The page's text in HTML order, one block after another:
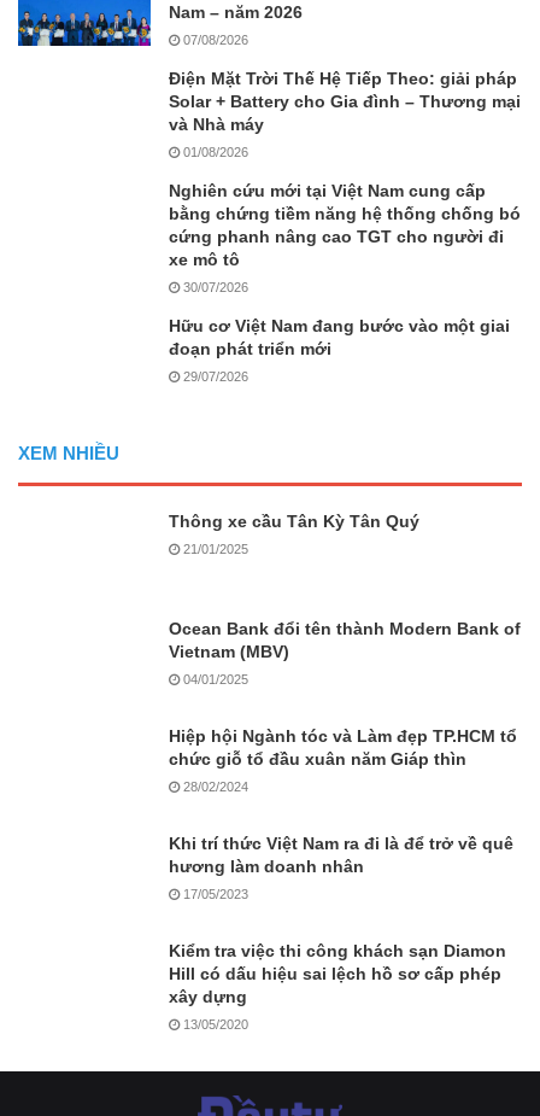
Nam – năm 2026
07/08/2026
Điện Mặt Trời Thế Hệ Tiếp Theo: giải pháp
Solar + Battery cho Gia đình – Thương mại
và Nhà máy
01/08/2026
Nghiên cứu mới tại Việt Nam cung cấp
bằng chứng tiềm năng hệ thống chống bó
cứng phanh nâng cao TGT cho người đi
xe mô tô
30/07/2026
Hữu cơ Việt Nam đang bước vào một giai
đoạn phát triển mới
29/07/2026
XEM NHIỀU
Thông xe cầu Tân Kỳ Tân Quý
21/01/2025
Ocean Bank đổi tên thành Modern Bank of
Vietnam (MBV)
04/01/2025
Hiệp hội Ngành tóc và Làm đẹp TP.HCM tổ
chức giỗ tổ đầu xuân năm Giáp thìn
28/02/2024
Khi trí thức Việt Nam ra đi là để trở về quê
hương làm doanh nhân
17/05/2023
Kiểm tra việc thi công khách sạn Diamon
Hill có dấu hiệu sai lệch hồ sơ cấp phép
xây dựng
13/05/2020